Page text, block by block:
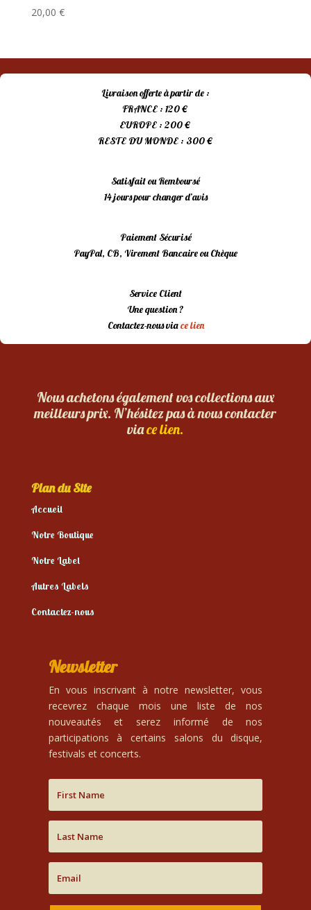
20,00 €
Livraison offerte à partir de :
FRANCE : 120 €
EUROPE : 200 €
RESTE DU MONDE : 300 €
Satisfait ou Remboursé
14 jours pour changer d’avis
Paiement Sécurisé
PayPal, CB, Virement Bancaire ou Chèque
Service Client
Une question ?
Contactez-nous viace lien
Nous achetons également vos collections aux
meilleurs prix. N’hésitez pas à nous contacter
viace lien.
Plan du Site
Accueil
Notre Boutique
Notre Label
Autres Labels
Contactez-nous
Newsletter
En vous inscrivant à notre newsletter, vous
recevrez chaque mois une liste de nos
nouveautés et serez informé de nos
participations à certains salons du disque,
festivals et concerts.